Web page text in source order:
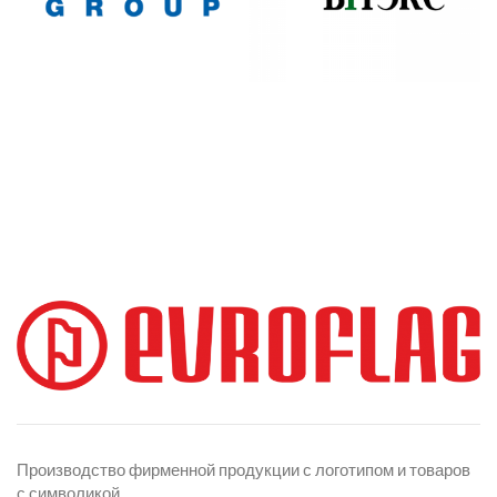
Производство фирменной продукции с логотипом и товаров